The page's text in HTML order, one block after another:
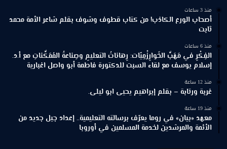
منذ 3 ساعات
أصحاب الورع الكاذب! من كتاب قطوف وشوف بقلم شاعر الأمة محمد
ثابت
منذ 6 ساعات
الفِكْرِ في مَهَبِّ الخَوارِزْمِيّات: رِهاناتُ التعليمِ وصِناعةُ المُمَكِّناتِ مع أ.د.
إسلام يوسف مع لقاء السبت للدكتورة فاطمة أبو واصل اغبارية
منذ 12 ساعة
غربة ورتابة – بقلم إبراهيم يحيى ابو ليلى.
منذ 19 ساعة
معهد «بيان» في روما يعرّف برسالته التعليمية.. إعداد جيل جديد من
الأئمة والمرشدين لخدمة المسلمين في أوروبا